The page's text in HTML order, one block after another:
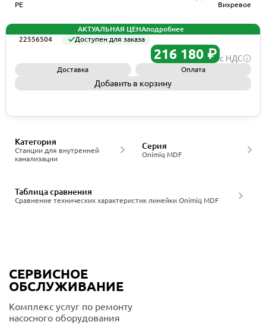
PE
Вихревое
АКТУАЛЬНАЯ ЦЕНАподробнее
22556504
Доступен для заказа
216 180 ₽ с НДС
Доставка Оплата
Добавить в корзину
Станции для внутренней
канализации
Категория
Onimiq MDF
Серия
Сравнение технических характеристик линейки Onimiq MDF
Таблица сравнения
СЕРВИСНОЕ
ОБСЛУЖИВАНИЕ
Комплекс услуг по ремонту
насосного оборудования